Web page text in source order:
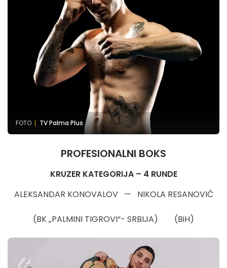
FOTO TV Palma Plus
PROFESIONALNI BOKS
KRUZER KATEGORIJA – 4 RUNDE
ALEKSANDAR KONOVALOV — NIKOLA RESANOVIĆ
(BK „PALMINI TIGROVI“- SRBIJA) (BiH)